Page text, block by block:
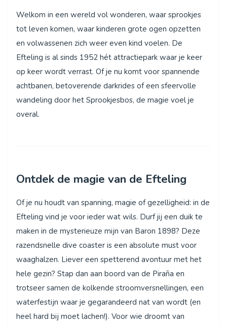
Welkom in een wereld vol wonderen, waar sprookjes
tot leven komen, waar kinderen grote ogen opzetten
en volwassenen zich weer even kind voelen. De
Efteling is al sinds 1952 hét attractiepark waar je keer
op keer wordt verrast. Of je nu komt voor spannende
achtbanen, betoverende darkrides of een sfeervolle
wandeling door het Sprookjesbos, de magie voel je
overal.
Ontdek de magie van de Efteling
Of je nu houdt van spanning, magie of gezelligheid: in de
Efteling vind je voor ieder wat wils. Durf jij een duik te
maken in de mysterieuze mijn van Baron 1898? Deze
razendsnelle dive coaster is een absolute must voor
waaghalzen. Liever een spetterend avontuur met het
hele gezin? Stap dan aan boord van de Piraña en
trotseer samen de kolkende stroomversnellingen, een
waterfestijn waar je gegarandeerd nat van wordt (en
heel hard bij moet lachen!). Voor wie droomt van